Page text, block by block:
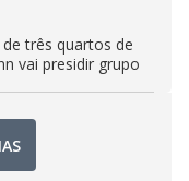
três quartos de
vai presidir grupo